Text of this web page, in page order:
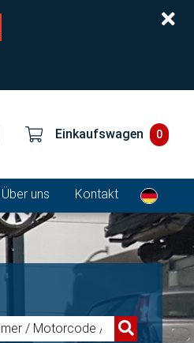
Einkaufswagen 0
Über uns Kontakt